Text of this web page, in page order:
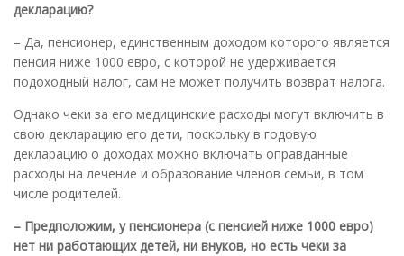
декларацию?
– Да, пенсионер, единственным доходом которого является
пенсия ниже 1000 евро, с которой не удерживается
подоходный налог, сам не может получить возврат налога.
Однако чеки за его медицинские расходы могут включить в
свою декларацию его дети, поскольку в годовую
декларацию о доходах можно включать оправданные
расходы на лечение и образование членов семьи, в том
числе родителей.
– Предположим, у пенсионера (с пенсией ниже 1000 евро)
нет ни работающих детей, ни внуков, но есть чеки за